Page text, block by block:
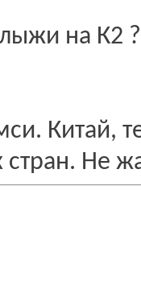
на К2
Китай,
стран. Не